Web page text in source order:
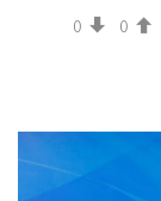
0
0